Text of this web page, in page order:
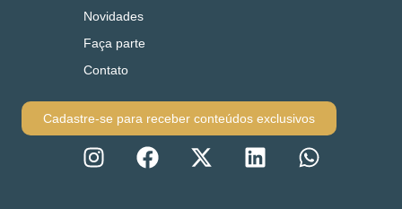
Novidades
Faça parte
Contato
Cadastre-se para receber conteúdos exclusivos